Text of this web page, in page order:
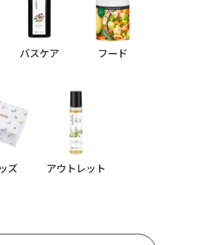
バスケア フード
ズ アウトレット